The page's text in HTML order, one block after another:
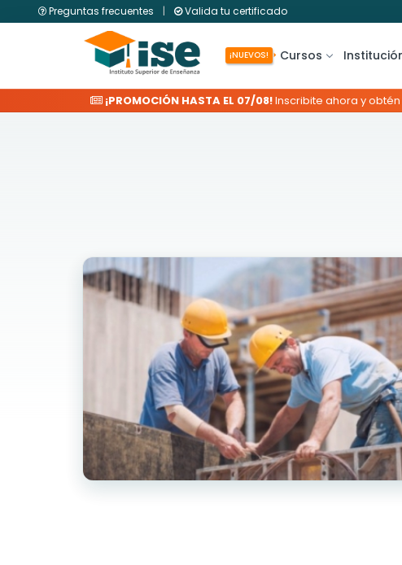
Preguntas frecuentes | Valida tu certificado
¡NUEVOS! Cursos
¡PROMOCIÓN HASTA EL 07/08!Inscribite ahora y